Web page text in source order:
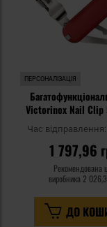
ПЕРСОНАЛІЗАЦІЯ
Victorinox Nail Clip
Час відправлення:
1 797,96
Рекомендована
виробника 2
ДО